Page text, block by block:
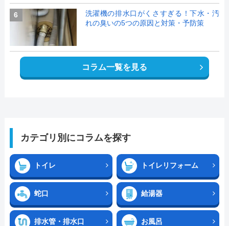
6
洗濯機の排水口がくさすぎる！下水・汚
れの臭いの5つの原因と対策・予防策
コラム一覧を見る
カテゴリ別にコラムを探す
トイレ トイレリフォーム
蛇口 給湯器
排水管・排水口 お風呂